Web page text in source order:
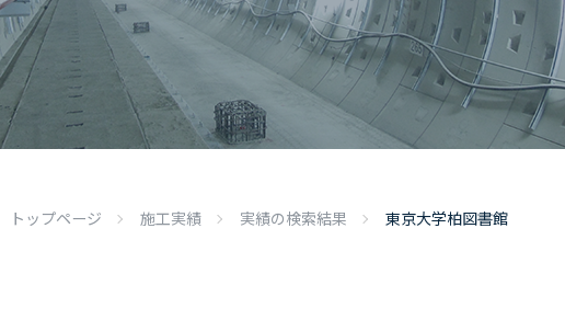
トップページ 施工実績 実績の検索結果 東京大学柏図書館